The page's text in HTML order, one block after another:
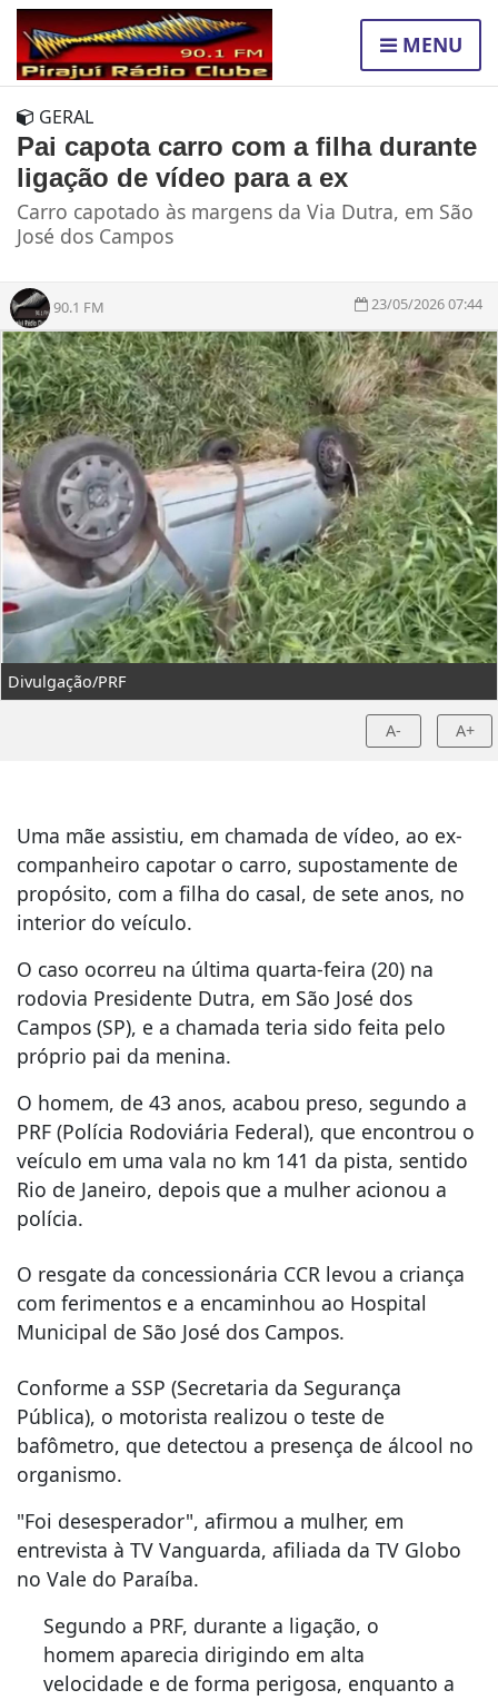
MENU
GERAL
Pai capota carro com a filha durante
ligação de vídeo para a ex
Carro capotado às margens da Via Dutra, em São
José dos Campos
90.1 FM 23/05/2026 07:44
Divulgação/PRF
A- A+
Uma mãe assistiu, em chamada de vídeo, ao ex-
companheiro capotar o carro, supostamente de
propósito, com a filha do casal, de sete anos, no
interior do veículo.
O caso ocorreu na última quarta-feira (20) na
rodovia Presidente Dutra, em São José dos
Campos (SP), e a chamada teria sido feita pelo
próprio pai da menina.
O homem, de 43 anos, acabou preso, segundo a
PRF (Polícia Rodoviária Federal), que encontrou o
veículo em uma vala no km 141 da pista, sentido
Rio de Janeiro, depois que a mulher acionou a
polícia.
O resgate da concessionária CCR levou a criança
com ferimentos e a encaminhou ao Hospital
Municipal de São José dos Campos.
Conforme a SSP (Secretaria da Segurança
Pública), o motorista realizou o teste de
bafômetro, que detectou a presença de álcool no
organismo.
"Foi desesperador", afirmou a mulher, em
entrevista à TV Vanguarda, afiliada da TV Globo
no Vale do Paraíba.
Segundo a PRF, durante a ligação, o
homem aparecia dirigindo em alta
velocidade e de forma perigosa, enquanto a